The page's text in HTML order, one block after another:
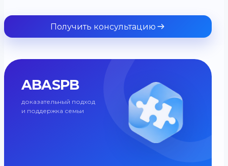
Получить консультацию
ABASPB
доказательный подход
и поддержка семьи